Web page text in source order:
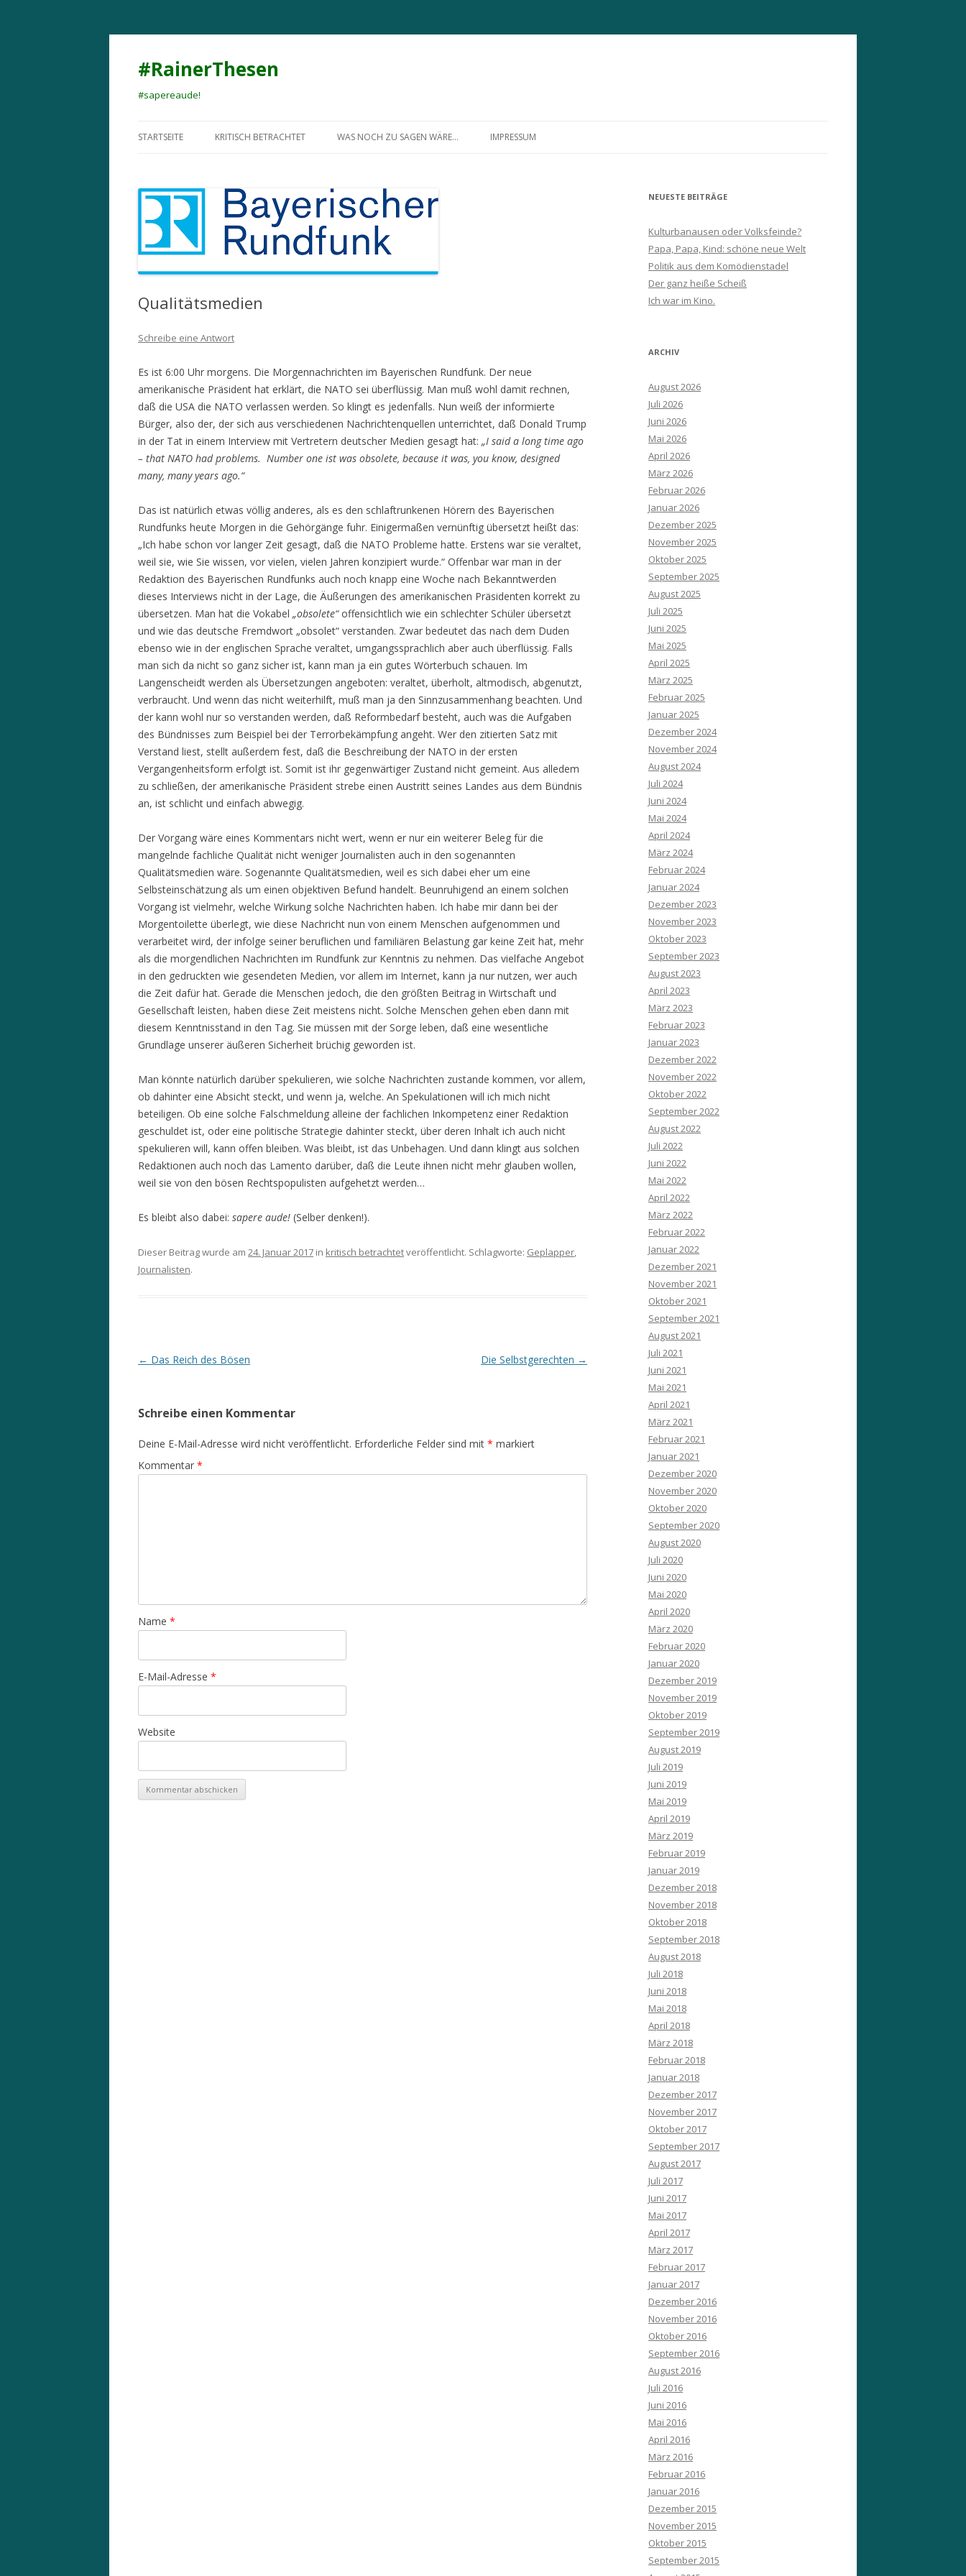
#RainerThesen
#sapereaude!
Inhalt
STARTSEITE KRITISCH BETRACHTET WAS NOCH ZU SAGEN WÄRE… IMPRESSUM
Qualitätsmedien
Schreibe eine Antwort
Es ist 6:00 Uhr morgens. Die Morgennachrichten im Bayerischen Rundfunk. Der neue
amerikanische Präsident hat erklärt, die NATO sei überflüssig. Man muß wohl damit rechnen,
daß die USA die NATO verlassen werden. So klingt es jedenfalls. Nun weiß der informierte
Bürger, also der, der sich aus verschiedenen Nachrichtenquellen unterrichtet, daß Donald Trump
in der Tat in einem Interview mit Vertretern deutscher Medien gesagt hat: „I said a long time ago
– that NATO had problems. Number one ist was obsolete, because it was, you know, designed
many, many years ago.“
Das ist natürlich etwas völlig anderes, als es den schlaftrunkenen Hörern des Bayerischen
Rundfunks heute Morgen in die Gehörgänge fuhr. Einigermaßen vernünftig übersetzt heißt das:
„Ich habe schon vor langer Zeit gesagt, daß die NATO Probleme hatte. Erstens war sie veraltet,
weil sie, wie Sie wissen, vor vielen, vielen Jahren konzipiert wurde.“ Offenbar war man in der
Redaktion des Bayerischen Rundfunks auch noch knapp eine Woche nach Bekanntwerden
dieses Interviews nicht in der Lage, die Äußerungen des amerikanischen Präsidenten korrekt zu
übersetzen. Man hat die Vokabel „obsolete“offensichtlich wie ein schlechter Schüler übersetzt
und wie das deutsche Fremdwort „obsolet“ verstanden. Zwar bedeutet das nach dem Duden
ebenso wie in der englischen Sprache veraltet, umgangssprachlich aber auch überflüssig. Falls
man sich da nicht so ganz sicher ist, kann man ja ein gutes Wörterbuch schauen. Im
Langenscheidt werden als Übersetzungen angeboten: veraltet, überholt, altmodisch, abgenutzt,
verbraucht. Und wenn das nicht weiterhilft, muß man ja den Sinnzusammenhang beachten. Und
der kann wohl nur so verstanden werden, daß Reformbedarf besteht, auch was die Aufgaben
des Bündnisses zum Beispiel bei der Terrorbekämpfung angeht. Wer den zitierten Satz mit
Verstand liest, stellt außerdem fest, daß die Beschreibung der NATO in der ersten
Vergangenheitsform erfolgt ist. Somit ist ihr gegenwärtiger Zustand nicht gemeint. Aus alledem
zu schließen, der amerikanische Präsident strebe einen Austritt seines Landes aus dem Bündnis
an, ist schlicht und einfach abwegig.
Der Vorgang wäre eines Kommentars nicht wert, wenn er nur ein weiterer Beleg für die
mangelnde fachliche Qualität nicht weniger Journalisten auch in den sogenannten
Qualitätsmedien wäre. Sogenannte Qualitätsmedien, weil es sich dabei eher um eine
Selbsteinschätzung als um einen objektiven Befund handelt. Beunruhigend an einem solchen
Vorgang ist vielmehr, welche Wirkung solche Nachrichten haben. Ich habe mir dann bei der
Morgentoilette überlegt, wie diese Nachricht nun von einem Menschen aufgenommen und
verarbeitet wird, der infolge seiner beruflichen und familiären Belastung gar keine Zeit hat, mehr
als die morgendlichen Nachrichten im Rundfunk zur Kenntnis zu nehmen. Das vielfache Angebot
in den gedruckten wie gesendeten Medien, vor allem im Internet, kann ja nur nutzen, wer auch
die Zeit dafür hat. Gerade die Menschen jedoch, die den größten Beitrag in Wirtschaft und
Gesellschaft leisten, haben diese Zeit meistens nicht. Solche Menschen gehen eben dann mit
diesem Kenntnisstand in den Tag. Sie müssen mit der Sorge leben, daß eine wesentliche
Grundlage unserer äußeren Sicherheit brüchig geworden ist.
Man könnte natürlich darüber spekulieren, wie solche Nachrichten zustande kommen, vor allem,
ob dahinter eine Absicht steckt, und wenn ja, welche. An Spekulationen will ich mich nicht
beteiligen. Ob eine solche Falschmeldung alleine der fachlichen Inkompetenz einer Redaktion
geschuldet ist, oder eine politische Strategie dahinter steckt, über deren Inhalt ich auch nicht
spekulieren will, kann offen bleiben. Was bleibt, ist das Unbehagen. Und dann klingt aus solchen
Redaktionen auch noch das Lamento darüber, daß die Leute ihnen nicht mehr glauben wollen,
weil sie von den bösen Rechtspopulisten aufgehetzt werden…
Es bleibt also dabei: sapere aude! (Selber denken!).
Dieser Beitrag wurde am 24. Januar 2017 in kritisch betrachtetveröffentlicht. Schlagworte: Geplapper,
Journalisten.
Beitrags-
← Das Reich des Bösen Die Selbstgerechten →
Schreibe einen Kommentar
Deine E-Mail-Adresse wird nicht veröffentlicht. Erforderliche Felder sind mit * markiert
Kommentar *
Name *
E-Mail-Adresse *
Website
NEUESTE BEITRÄGE
Kulturbanausen oder Volksfeinde?
Papa, Papa, Kind: schöne neue Welt
Politik aus dem Komödienstadel
Der ganz heiße Scheiß
Ich war im Kino.
ARCHIV
August 2026
Juli 2026
Juni 2026
Mai 2026
April 2026
März 2026
Februar 2026
Januar 2026
Dezember 2025
November 2025
Oktober 2025
September 2025
August 2025
Juli 2025
Juni 2025
Mai 2025
April 2025
März 2025
Februar 2025
Januar 2025
Dezember 2024
November 2024
August 2024
Juli 2024
Juni 2024
Mai 2024
April 2024
März 2024
Februar 2024
Januar 2024
Dezember 2023
November 2023
Oktober 2023
September 2023
August 2023
April 2023
März 2023
Februar 2023
Januar 2023
Dezember 2022
November 2022
Oktober 2022
September 2022
August 2022
Juli 2022
Juni 2022
Mai 2022
April 2022
März 2022
Februar 2022
Januar 2022
Dezember 2021
November 2021
Oktober 2021
September 2021
August 2021
Juli 2021
Juni 2021
Mai 2021
April 2021
März 2021
Februar 2021
Januar 2021
Dezember 2020
November 2020
Oktober 2020
September 2020
August 2020
Juli 2020
Juni 2020
Mai 2020
April 2020
März 2020
Februar 2020
Januar 2020
Dezember 2019
November 2019
Oktober 2019
September 2019
August 2019
Juli 2019
Juni 2019
Mai 2019
April 2019
März 2019
Februar 2019
Januar 2019
Dezember 2018
November 2018
Oktober 2018
September 2018
August 2018
Juli 2018
Juni 2018
Mai 2018
April 2018
März 2018
Februar 2018
Januar 2018
Dezember 2017
November 2017
Oktober 2017
September 2017
August 2017
Juli 2017
Juni 2017
Mai 2017
April 2017
März 2017
Februar 2017
Januar 2017
Dezember 2016
November 2016
Oktober 2016
September 2016
August 2016
Juli 2016
Juni 2016
Mai 2016
April 2016
März 2016
Februar 2016
Januar 2016
Dezember 2015
November 2015
Oktober 2015
September 2015